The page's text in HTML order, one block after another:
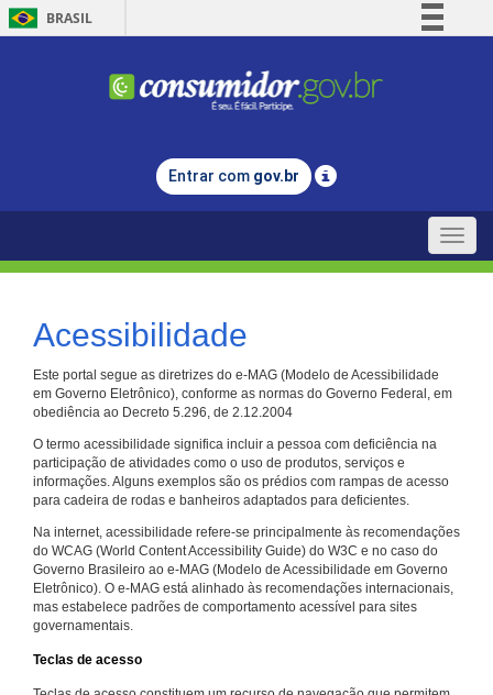
BRASIL
Comunica BR
Legislação
Entrar com gov.br
Toggle
Acessibilidade
Este portal segue as diretrizes do e-MAG (Modelo de Acessibilidade
em Governo Eletrônico), conforme as normas do Governo Federal, em
obediência ao Decreto 5.296, de 2.12.2004
O termo acessibilidade significa incluir a pessoa com deficiência na
participação de atividades como o uso de produtos, serviços e
informações. Alguns exemplos são os prédios com rampas de acesso
para cadeira de rodas e banheiros adaptados para deficientes.
Na internet, acessibilidade refere-se principalmente às recomendações
do WCAG (World Content Accessibility Guide) do W3C e no caso do
Governo Brasileiro ao e-MAG (Modelo de Acessibilidade em Governo
Eletrônico). O e-MAG está alinhado às recomendações internacionais,
mas estabelece padrões de comportamento acessível para sites
governamentais.
Teclas de acesso